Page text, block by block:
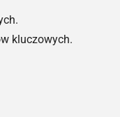
kluczowych.